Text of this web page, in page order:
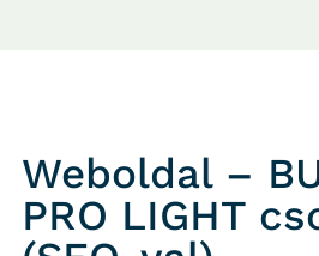
Weboldal –
PRO LIGHT